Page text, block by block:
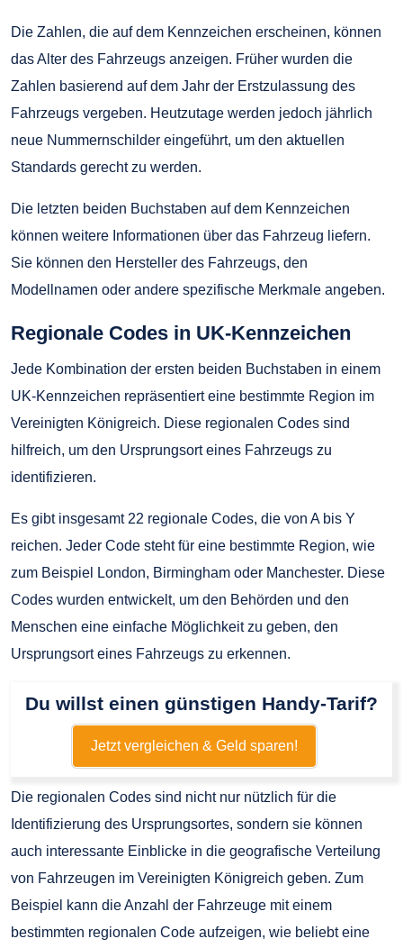
Die Zahlen, die auf dem Kennzeichen erscheinen, können
das Alter des Fahrzeugs anzeigen. Früher wurden die
Zahlen basierend auf dem Jahr der Erstzulassung des
Fahrzeugs vergeben. Heutzutage werden jedoch jährlich
neue Nummernschilder eingeführt, um den aktuellen
Standards gerecht zu werden.
Die letzten beiden Buchstaben auf dem Kennzeichen
können weitere Informationen über das Fahrzeug liefern.
Sie können den Hersteller des Fahrzeugs, den
Modellnamen oder andere spezifische Merkmale angeben.
Regionale Codes in UK-Kennzeichen
Jede Kombination der ersten beiden Buchstaben in einem
UK-Kennzeichen repräsentiert eine bestimmte Region im
Vereinigten Königreich. Diese regionalen Codes sind
hilfreich, um den Ursprungsort eines Fahrzeugs zu
identifizieren.
Es gibt insgesamt 22 regionale Codes, die von A bis Y
reichen. Jeder Code steht für eine bestimmte Region, wie
zum Beispiel London, Birmingham oder Manchester. Diese
Codes wurden entwickelt, um den Behörden und den
Menschen eine einfache Möglichkeit zu geben, den
Ursprungsort eines Fahrzeugs zu erkennen.
Du willst einen günstigen Handy-Tarif?
Jetzt vergleichen & Geld sparen!
Die regionalen Codes sind nicht nur nützlich für die
Identifizierung des Ursprungsortes, sondern sie können
auch interessante Einblicke in die geografische Verteilung
von Fahrzeugen im Vereinigten Königreich geben. Zum
Beispiel kann die Anzahl der Fahrzeuge mit einem
bestimmten regionalen Code aufzeigen, wie beliebt eine